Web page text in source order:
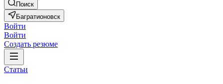
Поиск
Багратионовск
Войти
Войти
Создать резюме
Статьи